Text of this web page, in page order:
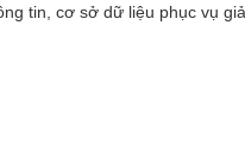
tin, cơ sở dữ liệu phục vụ